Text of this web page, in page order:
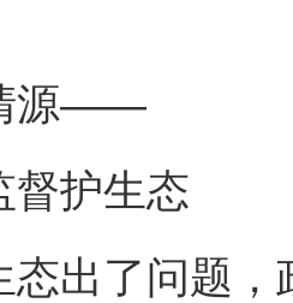
源——
护生态
了问题，